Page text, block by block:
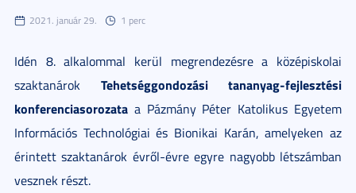
2021. január 29. 1 perc
Idén 8. alkalommal kerül megrendezésre a középiskolai
szaktanárok Tehetséggondozási tananyag-fejlesztési
konferenciasorozata a Pázmány Péter Katolikus Egyetem
Információs Technológiai és Bionikai Karán, amelyeken az
érintett szaktanárok évről-évre egyre nagyobb létszámban
vesznek részt.